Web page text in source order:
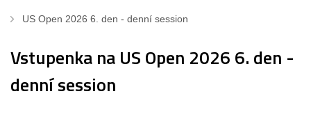
US Open 2026 6. den - denní session
Vstupenka na US Open 2026 6. den -
denní session